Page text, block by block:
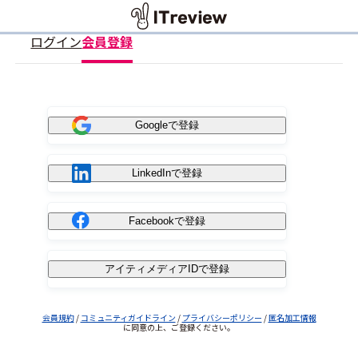
ログイン会員登録
Googleで登録
LinkedInで登録
Facebookで登録
アイティメディアIDで登録
会員規約/ コミュニティガイドライン / プライバシーポリシー /匿名加工情報
に同意の上、ご登録ください。